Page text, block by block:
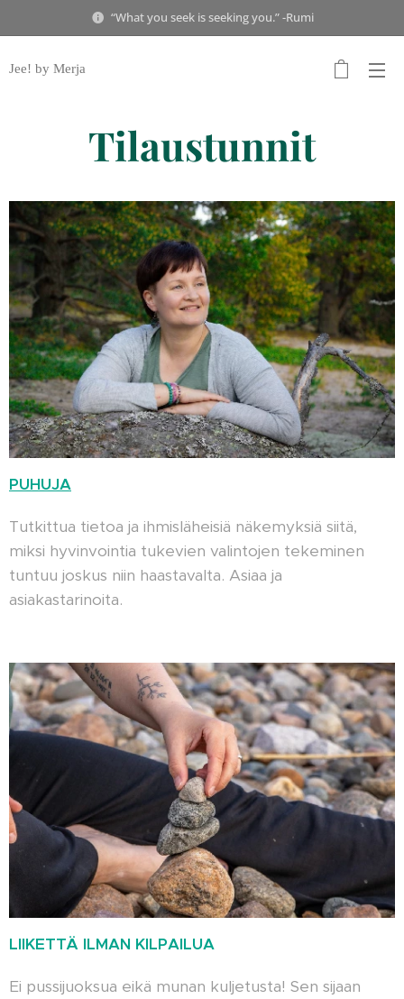
“What you seek is seeking you.” -Rumi
Jee! by Merja
Tilaustunnit
PUHUJA
Tutkittua tietoa ja ihmisläheisiä näkemyksiä siitä,
miksi hyvinvointia tukevien valintojen tekeminen
tuntuu joskus niin haastavalta. Asiaa ja
asiakastarinoita.
LIIKETTÄ ILMAN KILPAILUA
Ei pussijuoksua eikä munan kuljetusta! Sen sijaan